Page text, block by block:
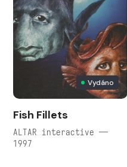
Vydáno
Fish Fillets
ALTAR interactive —
1997